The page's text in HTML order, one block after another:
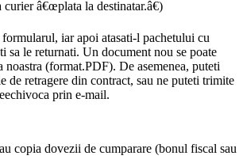
â€œplata la destinatar.â€)
iar apoi atasati-l pachetului cu
sa le returnati. Un document nou se poate
noastra (format.PDF). De asemenea, puteti
de retragere din contract, sau ne puteti trimite
prin e-mail.
copia dovezii de cumparare (bonul fiscal sau